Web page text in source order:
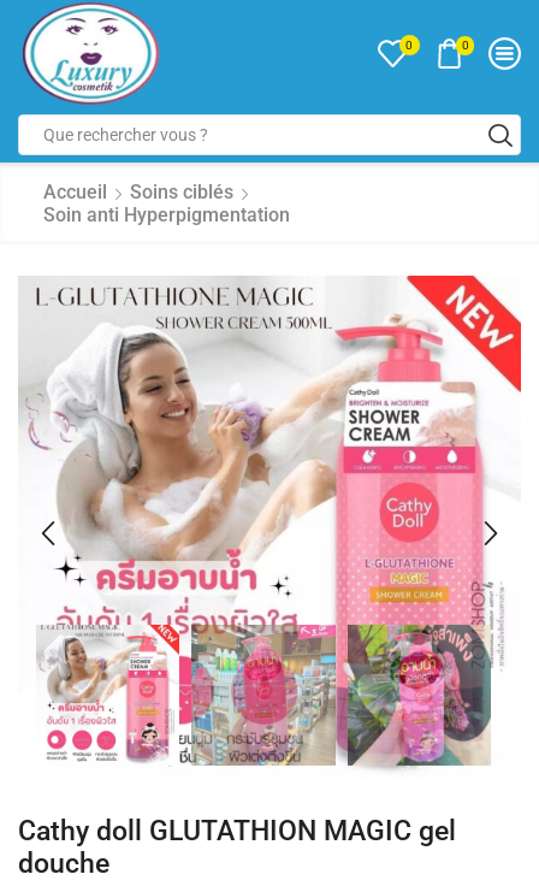
0 0
Accueil
Soins ciblés
Soin anti Hyperpigmentation
Cathy doll GLUTATHION MAGIC gel
douche